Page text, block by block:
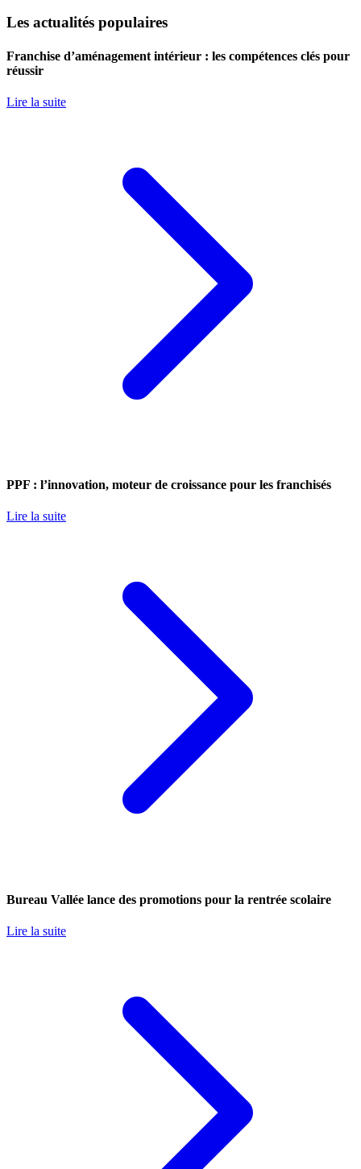
Les actualités populaires
Franchise d’aménagement intérieur : les compétences clés pour
réussir
Lire la suite
PPF : l’innovation, moteur de croissance pour les franchisés
Lire la suite
Bureau Vallée lance des promotions pour la rentrée scolaire
Lire la suite